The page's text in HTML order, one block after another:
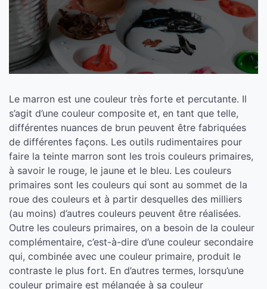
Le marron est une couleur très forte et percutante. Il
s’agit d’une couleur composite et, en tant que telle,
différentes nuances de brun peuvent être fabriquées
de différentes façons. Les outils rudimentaires pour
faire la teinte marron sont les trois couleurs primaires,
à savoir le rouge, le jaune et le bleu. Les couleurs
primaires sont les couleurs qui sont au sommet de la
roue des couleurs et à partir desquelles des milliers
(au moins) d’autres couleurs peuvent être réalisées.
Outre les couleurs primaires, on a besoin de la couleur
complémentaire, c’est-à-dire d’une couleur secondaire
qui, combinée avec une couleur primaire, produit le
contraste le plus fort. En d’autres termes, lorsqu’une
couleur primaire est mélangée à sa couleur